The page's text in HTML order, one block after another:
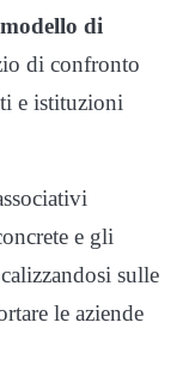
di
di confronto
e istituzioni
e gli
sulle
le aziende